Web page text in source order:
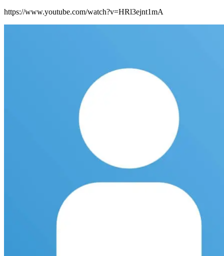
https://www.youtube.com/watch?v=HRl3ejnt1mA